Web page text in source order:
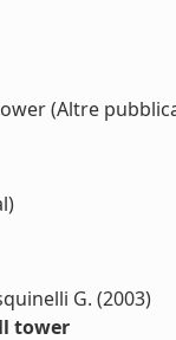
(Altre
G. (2003)
tower